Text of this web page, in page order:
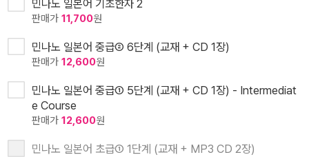
민나노 일본어 기초한자 2
판매가 11,700원
민나노 일본어 중급② 6단계 (교재 + CD 1장)
판매가 12,600원
민나노 일본어 중급① 5단계 (교재 + CD 1장) - Intermediat
e Course
판매가 12,600원
민나노 일본어 초급① 1단계 (교재 + MP3 CD 2장)